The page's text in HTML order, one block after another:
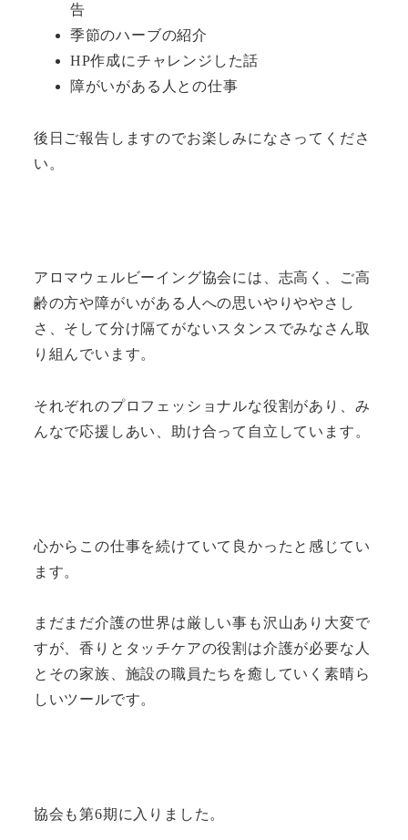
告
季節のハーブの紹介
HP作成にチャレンジした話
障がいがある人との仕事
後日ご報告しますのでお楽しみになさってくださ
い。
アロマウェルビーイング協会には、志高く、ご高
齢の方や障がいがある人への思いやりややさし
さ、そして分け隔てがないスタンスでみなさん取
り組んでいます。
それぞれのプロフェッショナルな役割があり、み
んなで応援しあい、助け合って自立しています。
心からこの仕事を続けていて良かったと感じてい
ます。
まだまだ介護の世界は厳しい事も沢山あり大変で
すが、香りとタッチケアの役割は介護が必要な人
とその家族、施設の職員たちを癒していく素晴ら
しいツールです。
協会も第6期に入りました。